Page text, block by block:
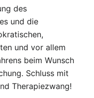
des
und die
und vor allem
beim Wunsch
Schluss mit
Therapiezwang!